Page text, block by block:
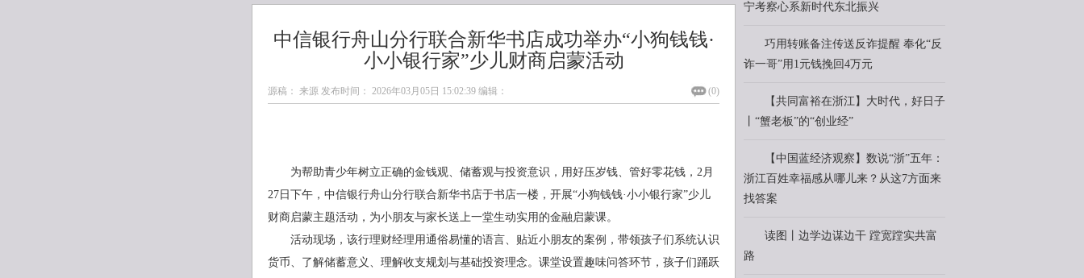
中信银行舟山分行联合新华书店成功举办“小狗钱钱·
小小银行家”少儿财商启蒙活动
源稿： 来源 发布时间： 2026年03月05日 15:02:39 编辑： (0)
为帮助青少年树立正确的金钱观、储蓄观与投资意识，用好压岁钱、管好零花钱，2月
27日下午，中信银行舟山分行联合新华书店于书店一楼，开展“小狗钱钱·小小银行家”少儿
财商启蒙主题活动，为小朋友与家长送上一堂生动实用的金融启蒙课。
活动现场，该行理财经理用通俗易懂的语言、贴近小朋友的案例，带领孩子们系统认识
货币、了解储蓄意义、理解收支规划与基础投资理念。课堂设置趣味问答环节，孩子们踊跃
宁考察心系新时代东北振兴
巧用转账备注传送反诈提醒 奉化“反
诈一哥”用1元钱挽回4万元
【共同富裕在浙江】大时代，好日子
丨“蟹老板”的“创业经”
【中国蓝经济观察】数说“浙”五年：
浙江百姓幸福感从哪儿来？从这7方面来
找答案
读图丨边学边谋边干 蹚宽蹚实共富
路